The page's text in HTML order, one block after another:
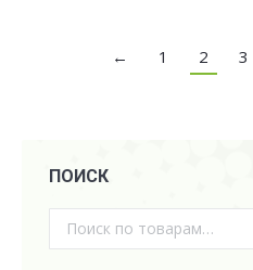
← 1 2 3
ПОИСК